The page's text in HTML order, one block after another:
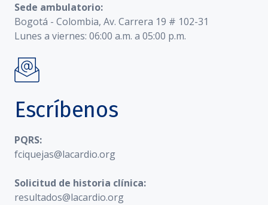
Sede ambulatorio:
Bogotá - Colombia, Av. Carrera 19 # 102-31
Lunes a viernes: 06:00 a.m. a 05:00 p.m.
Escríbenos
PQRS:
fciquejas@lacardio.org
Solicitud de historia clínica:
resultados@lacardio.org